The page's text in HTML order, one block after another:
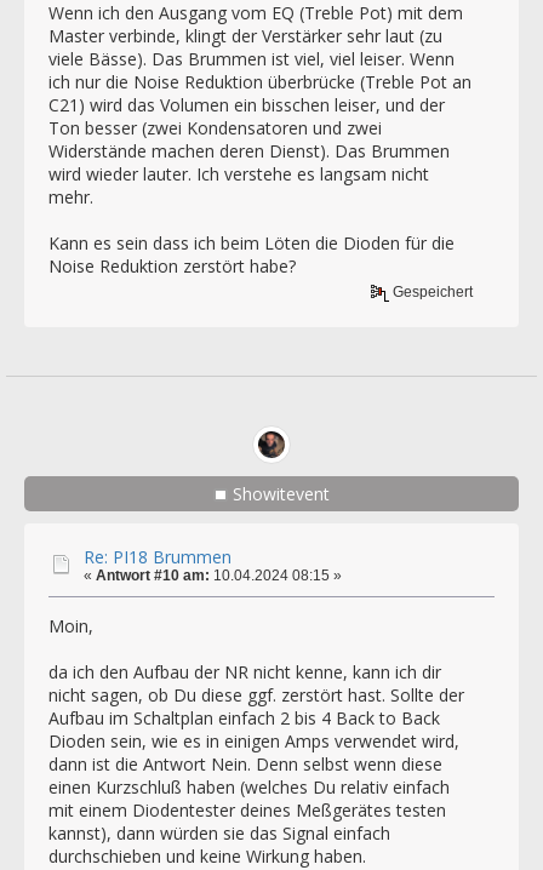
Wenn ich den Ausgang vom EQ (Treble Pot) mit dem
Master verbinde, klingt der Verstärker sehr laut (zu
viele Bässe). Das Brummen ist viel, viel leiser. Wenn
ich nur die Noise Reduktion überbrücke (Treble Pot an
C21) wird das Volumen ein bisschen leiser, und der
Ton besser (zwei Kondensatoren und zwei
Widerstände machen deren Dienst). Das Brummen
wird wieder lauter. Ich verstehe es langsam nicht
mehr.
Kann es sein dass ich beim Löten die Dioden für die
Noise Reduktion zerstört habe?
Gespeichert
Showitevent
Re: PI18 Brummen
« Antwort #10 am: 10.04.2024 08:15 »
Moin,
da ich den Aufbau der NR nicht kenne, kann ich dir
nicht sagen, ob Du diese ggf. zerstört hast. Sollte der
Aufbau im Schaltplan einfach 2 bis 4 Back to Back
Dioden sein, wie es in einigen Amps verwendet wird,
dann ist die Antwort Nein. Denn selbst wenn diese
einen Kurzschluß haben (welches Du relativ einfach
mit einem Diodentester deines Meßgerätes testen
kannst), dann würden sie das Signal einfach
durchschieben und keine Wirkung haben.